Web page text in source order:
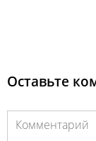
Оставьте